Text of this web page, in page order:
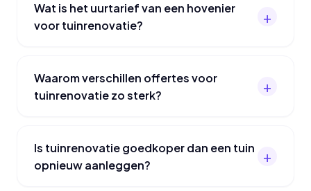
Wat is het uurtarief van een hovenier
voor tuinrenovatie?
Waarom verschillen offertes voor
tuinrenovatie zo sterk?
Is tuinrenovatie goedkoper dan een tuin
opnieuw aanleggen?